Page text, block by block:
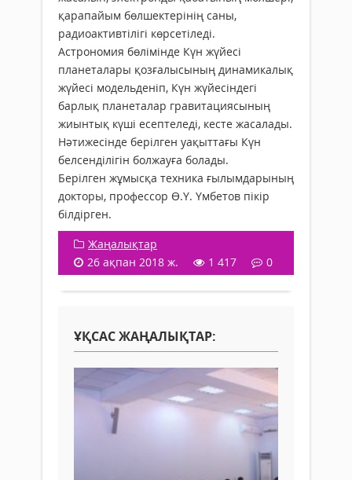
қарапайым бөлшектерінің саны,
радиоактивтілігі көрсетіледі.
Астрономия бөлімінде Күн жүйесі
планеталары қозғалысының динамикалық
жүйесі модельденіп, Күн жүйесіндегі
барлық планеталар гравитациясының
жиынтық күші есептеледі, кесте жасалады.
Нәтижесінде берілген уақыттағы Күн
белсенділігін болжауға болады.
Берілген жұмысқа техника ғылымдарының
докторы, профессор Ө.Ү. Үмбетов пікір
білдірген.
Жаңалықтар
26 ақпан 2018 ж.
1 417 0
ҰҚСАС ЖАҢАЛЫҚТАР: